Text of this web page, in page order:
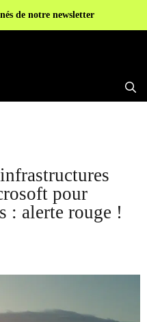
de notre newsletter
pour
: alerte rouge !